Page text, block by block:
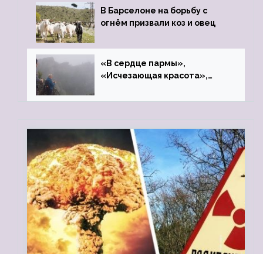
В Барселоне на борьбу с
огнём призвали коз и овец
«В сердце пармы»,
«Исчезающая красота»,